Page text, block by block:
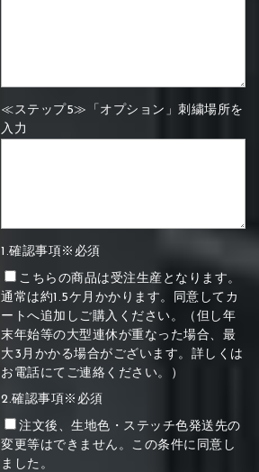
≪ステップ5≫「オプション」刺繍場所を
入力
1.確認事項※必須
こちらの商品は受注生産となります。
通常は約1.5ケ月かかります。同意してカ
ートへ追加しご購入ください。（但し年
末年始等の大型連休が重なった場合、最
大3月かかる場合がございます。詳しくは
お電話にてご連絡ください。）
2.確認事項※必須
注文後、生地色・ステッチ色発送先の
変更等はできません。この条件に同意し
ました。